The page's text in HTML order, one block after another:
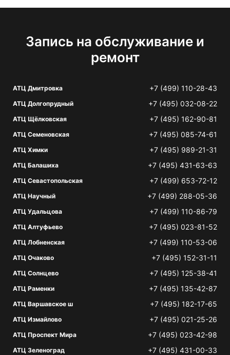
Запись на обслуживание и
ремонт
АТЦ Дмитровка +7 (499) 110-28-43
АТЦ Долгопрудный +7 (495) 032-08-22
АТЦ Щёлковская +7 (495) 162-90-81
АТЦ Семеновская +7 (495) 085-74-61
АТЦ Химки +7 (495) 989-21-31
АТЦ Балашиха +7 (495) 431-63-63
АТЦ Севастопольская +7 (499) 653-72-12
АТЦ Научный +7 (499) 288-05-36
АТЦ Удальцова +7 (499) 110-86-79
АТЦ Алтуфьево +7 (495) 023-81-52
АТЦ Лобненская +7 (499) 110-53-06
АТЦ Очаково +7 (495) 152-31-11
АТЦ Солнцево +7 (495) 125-38-41
АТЦ Раменки +7 (495) 135-42-87
АТЦ Варшавское ш +7 (495) 182-17-65
АТЦ Измайлово +7 (495) 021-25-26
АТЦ Проспект Мира +7 (495) 023-42-98
АТЦ Зеленоград +7 (495) 431-00-33